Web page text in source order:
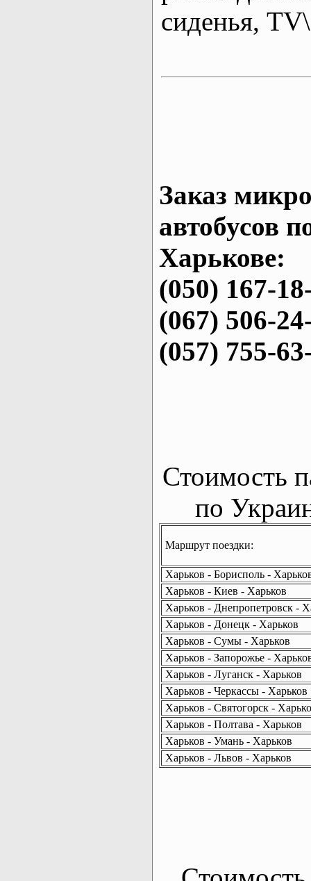
сиденья,
Заказ
автобусов
Харькове:
(050) 167-
(067) 506-
(057) 755-
Стоимость
по
Маршрут поездки:
Харьков - Борисполь -
Харьков - Киев - Харьков
Харьков - Днепропетровск -
Харьков - Донецк - Харьков
Харьков - Сумы - Харьков
Харьков - Запорожье -
Харьков - Луганск - Харьков
Харьков - Черкассы - Харьков
Харьков - Святогорск -
Харьков - Полтава - Харьков
Харьков - Умань - Харьков
Харьков - Львов - Харьков